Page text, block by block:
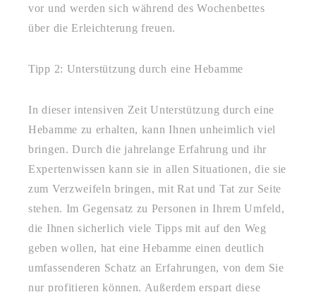
vor und werden sich während des Wochenbettes
über die Erleichterung freuen.
Tipp 2: Unterstützung durch eine Hebamme
In dieser intensiven Zeit Unterstützung durch eine
Hebamme zu erhalten, kann Ihnen unheimlich viel
bringen. Durch die jahrelange Erfahrung und ihr
Expertenwissen kann sie in allen Situationen, die sie
zum Verzweifeln bringen, mit Rat und Tat zur Seite
stehen. Im Gegensatz zu Personen in Ihrem Umfeld,
die Ihnen sicherlich viele Tipps mit auf den Weg
geben wollen, hat eine Hebamme einen deutlich
umfassenderen Schatz an Erfahrungen, von dem Sie
nur profitieren können. Außerdem erspart diese